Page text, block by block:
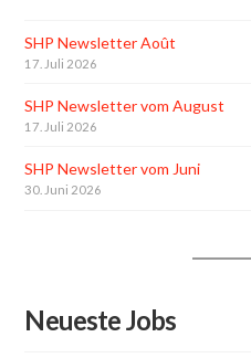
SHP Newsletter Août
17. Juli 2026
SHP Newsletter vom August
17. Juli 2026
SHP Newsletter vom Juni
30. Juni 2026
Neueste Jobs